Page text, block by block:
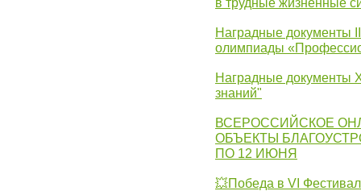
в трудные жизненные
Наградные документы
олимпиады
Наградные документы
знаний"
ВСЕРОССИЙСКОЕ
ОБЪЕКТЫ
ПО 12 ИЮНЯ
💥Победа в VI